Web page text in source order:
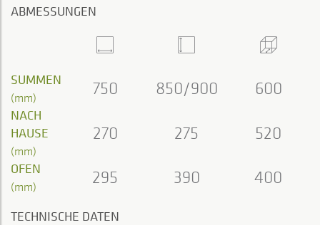
ABMESSUNGEN
SUMMEN
(mm) 750 850/900 600
NACH
HAUSE
(mm)
270 275 520
OFEN
(mm) 295 390 400
TECHNISCHE DATEN